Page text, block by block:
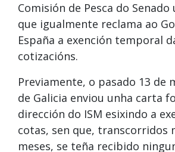
Comisión de Pesca do
que igualmente reclama ao
España a exención temporal
cotizacións.
Previamente, o pasado 13 de
de Galicia enviou unha carta
dirección do ISM esixindo a
cotas, sen que, transcorridos
meses, se teña recibido